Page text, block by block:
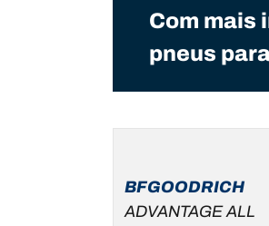
Com mais
pneus
BFGOODRICH
ADVANTAGE ALL